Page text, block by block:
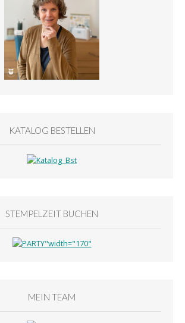
KATALOG BESTELLEN
STEMPELZEIT BUCHEN
MEIN TEAM